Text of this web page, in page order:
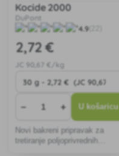
Kocide 2000
DuPont
4.9(22)
2,72 €
90 ,67 €/kg
− + U košaricu
Novi bakreni pripravak za
tretiranje poljoprivrednih